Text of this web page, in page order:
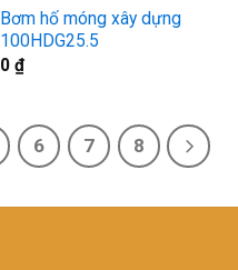
Bơm hố móng xây dựng
100HDG25.5
0 ₫
6 7 8